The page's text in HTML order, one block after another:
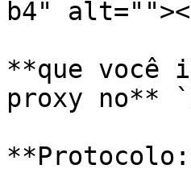
b4"
**que você
proxy no**